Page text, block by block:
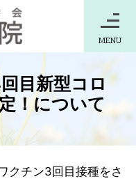
MENU
目新型コロ
！について
クチン3回目接種をさ